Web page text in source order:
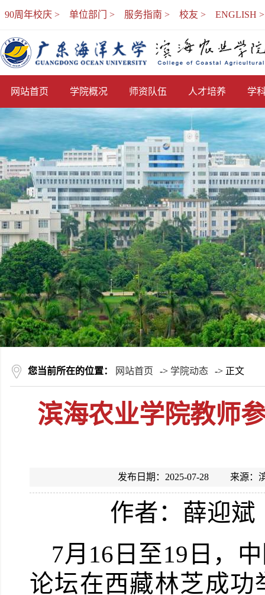
90周年校庆 > 单位部门 > 服务指南 > 校友 > ENGLISH >
网站首页 学院概况 师资队伍 人才培养 学
您当前所在的位置： 网站首页 -> 学院动态 -> 正文
滨海农业学院教师
发布日期：2025-07-28 来源：
作者：薛迎斌
7月 16 日至19 日 ，
论坛在西藏林芝成